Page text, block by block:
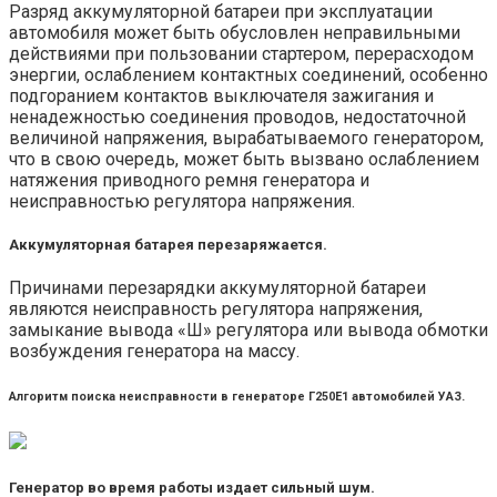
Разряд аккумуляторной батареи при эксплуатации
автомобиля может быть обусловлен неправильными
действиями при пользовании стартером, перерасходом
энергии, ослаблением контактных соединений, особенно
подгоранием контактов выключателя зажигания и
ненадежностью соединения проводов, недостаточной
величиной напряжения, вырабатываемого генератором,
что в свою очередь, может быть вызвано ослаблением
натяжения приводного ремня генератора и
неисправностью регулятора напряжения.
Аккумуляторная батарея перезаряжается.
Причинами перезарядки аккумуляторной батареи
являются неисправность регулятора напряжения,
замыкание вывода «Ш» регулятора или вывода обмотки
возбуждения генератора на массу.
Алгоритм поиска неисправности в генераторе Г250Е1 автомобилей УАЗ.
Генератор во время работы издает сильный шум.